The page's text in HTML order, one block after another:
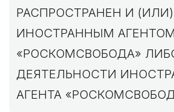
РАСПРОСТРАНЕН И
ИНОСТРАННЫМ АГЕНТОМ
«РОСКОМСВОБОДА»
ДЕЯТЕЛЬНОСТИ
АГЕНТА